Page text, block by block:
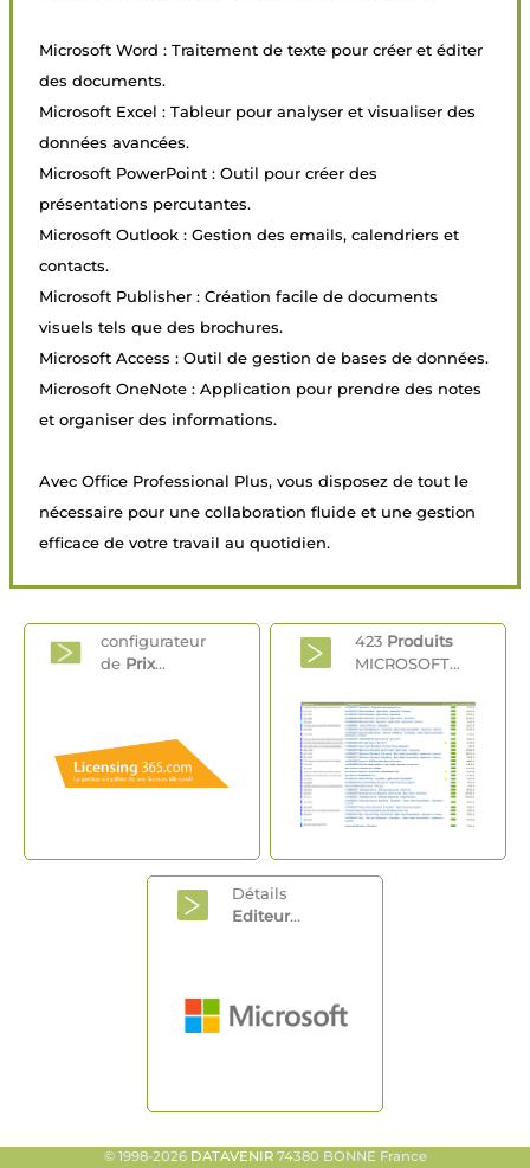
Microsoft Word : Traitement de texte pour créer et éditer
des documents.
Microsoft Excel : Tableur pour analyser et visualiser des
données avancées.
Microsoft PowerPoint : Outil pour créer des
présentations percutantes.
Microsoft Outlook : Gestion des emails, calendriers et
contacts.
Microsoft Publisher : Création facile de documents
visuels tels que des brochures.
Microsoft Access : Outil de gestion de bases de données.
Microsoft OneNote : Application pour prendre des notes
et organiser des informations.
Avec Office Professional Plus, vous disposez de tout le
nécessaire pour une collaboration fluide et une gestion
efficace de votre travail au quotidien.
configurateur
de Prix...
423 Produits
MICROSOFT...
Détails
Editeur...
© 1998-2026 DATAVENIR74380 BONNE France